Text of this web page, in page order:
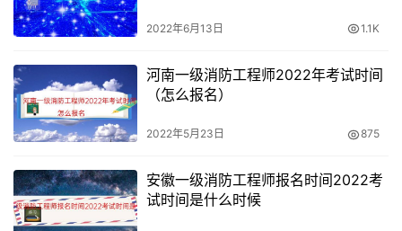
2022年6月13日 1.1K
河南一级消防工程师2022年考试时间
（怎么报名）
2022年5月23日 875
安徽一级消防工程师报名时间2022考
试时间是什么时候